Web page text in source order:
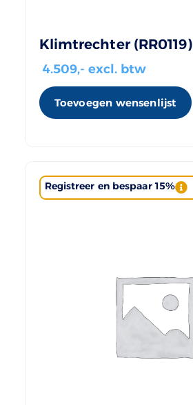
Klimtrechter (RR0119)
4.509,- excl. btw
Toevoegen wensenlijst
Registreer en bespaar 15%